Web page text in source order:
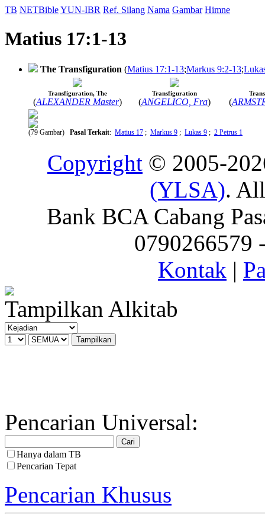
TB NETBibleYUN-IBR Ref. Silang Nama Gambar Himne
Matius 17:1-13
The Transfiguration (Matius 17:1-13;Markus 9:2-13;
Transfiguration, The
(ALEXANDER Master)
Transfiguration
(ANGELICO, Fra) (
(79 Gambar) Pasal Terkait: Matius 17 ; Markus 9 ; Lukas 9 ; 2 Petrus 1
Copyright © 2005-
(YLSA).
Bank BCA Cabang
0790266579
Kontak |
Tampilkan Alkitab
Pencarian Universal:
Hanya dalam TB
Pencarian Tepat
Pencarian Khusus